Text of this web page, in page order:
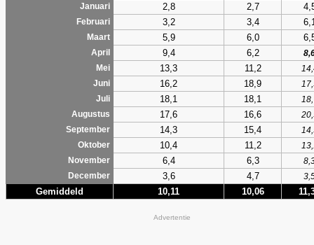
Januari
2,8 2,7
Februari 3,2 3,4
Maart 5,9 6,0
April 9,4 6,2
Mei
13,3 11,2
Juni
16,2 18,9
Juli
18,1 18,1
Augustus
17,6 16,6
September
14,3 15,4
Oktober
10,4 11,2
November
6,4 6,3
December
3,6 4,7
Gemiddeld 10,11 10,06
Advertentie